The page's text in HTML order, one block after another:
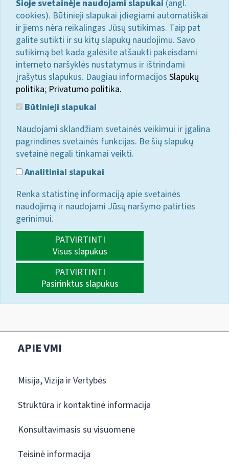
Šioje svetainėje naudojami slapukai (angl.
cookies). Būtinieji slapukai įdiegiami automatiškai
ir jiems nėra reikalingas Jūsų sutikimas. Taip pat
galite sutikti ir su kitų slapukų naudojimu. Savo
sutikimą bet kada galėsite atšaukti pakeisdami
interneto naršyklės nustatymus ir ištrindami
įrašytus slapukus. Daugiau informacijos Slapukų
politika; Privatumo politika.
Būtinieji slapukai
Naudojami sklandžiam svetainės veikimui ir įgalina
pagrindines svetainės funkcijas. Be šių slapukų
svetainė negali tinkamai veikti.
Analitiniai slapukai
Renka statistinę informaciją apie svetainės
naudojimą ir naudojami Jūsų naršymo patirties
gerinimui.
PATVIRTINTI
Visus slapukus
PATVIRTINTI
Pasirinktus slapukus
APIE VMI
Misija, Vizija ir Vertybės
Struktūra ir kontaktinė informacija
Konsultavimasis su visuomene
Teisinė informacija